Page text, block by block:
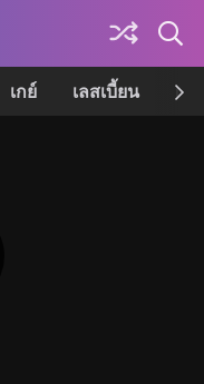
เกย์ เลสเบี้ยน เค